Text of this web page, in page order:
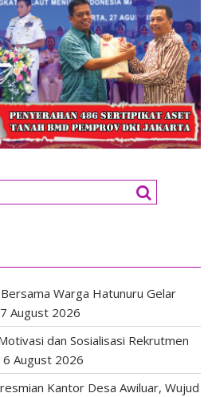
Warga Hatunuru Gelar
7 August 2026
dan Sosialisasi Rekrutmen
6 August 2026
Kantor Desa Awiluar, Wujud